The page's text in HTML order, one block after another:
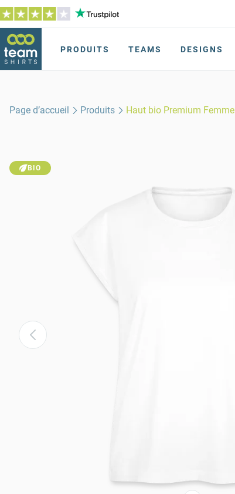
PRODUITS TEAMS DESIGNS
Page d’accueil Produits Haut bio Premium Femme
BIO